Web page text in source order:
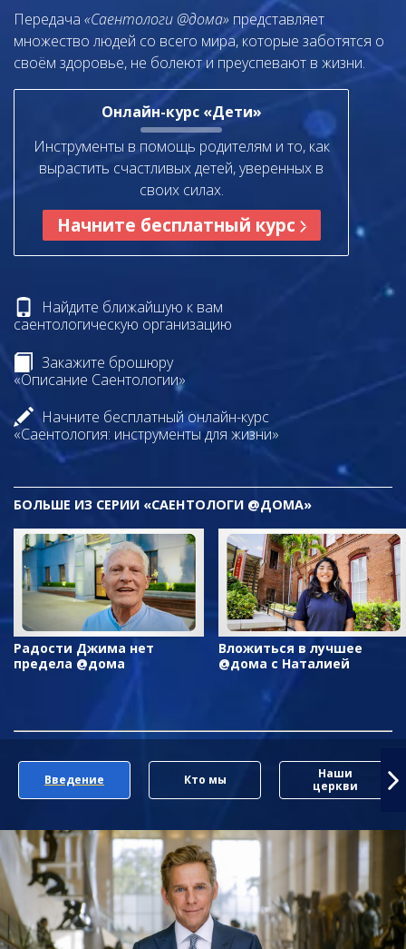
Передача «Саентологи @дома» представляет
множество людей со всего мира, которые заботятся о
своём здоровье, не болеют и преуспевают в жизни.
Онлайн-курс «Дети»
Инструменты в помощь родителям и то, как
вырастить счастливых детей, уверенных в
своих силах.
Начните бесплатный курс
Найдите ближайшую к вам
саентологическую организацию
Закажите брошюру
«Описание Саентологии»
Начните бесплатный онлайн-курс
«Саентология: инструменты для жизни»
БОЛЬШЕ ИЗ СЕРИИ «САЕНТОЛОГИ @ДОМА»
Радости Джима нет
предела @дома
Вложиться в лучшее
@дома с Наталией
Введение Кто мы
Наши
церкви